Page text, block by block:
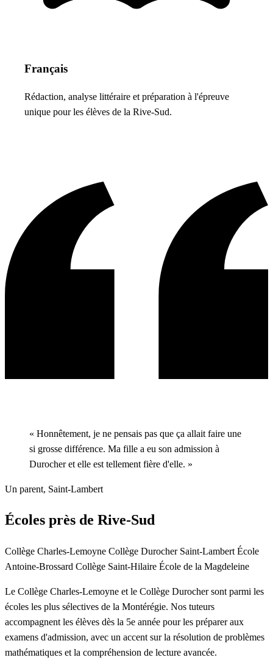
Français
Rédaction, analyse littéraire et préparation à l'épreuve
unique pour les élèves de la Rive-Sud.
« Honnêtement, je ne pensais pas que ça allait faire une
si grosse différence. Ma fille a eu son admission à
Durocher et elle est tellement fière d'elle. »
Un parent, Saint-Lambert
Écoles près de Rive-Sud
Collège Charles-Lemoyne Collège Durocher Saint-Lambert École
Antoine-Brossard Collège Saint-Hilaire École de la Magdeleine
Le Collège Charles-Lemoyne et le Collège Durocher sont parmi les
écoles les plus sélectives de la Montérégie. Nos tuteurs
accompagnent les élèves dès la 5e année pour les préparer aux
examens d'admission, avec un accent sur la résolution de problèmes
mathématiques et la compréhension de lecture avancée.